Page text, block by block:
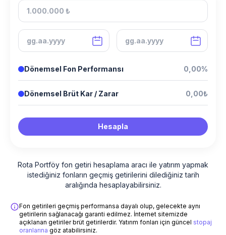
Dönemsel Fon Performansı 0,00%
Dönemsel Brüt Kar / Zarar 0,00₺
Hesapla
Rota Portföy fon getiri hesaplama aracı ile yatırım yapmak
istediğiniz fonların geçmiş getirilerini dilediğiniz tarih
aralığında hesaplayabilirsiniz.
Fon getirileri geçmiş performansa dayalı olup, gelecekte aynı
getirilerin sağlanacağı garanti edilmez. İnternet sitemizde
açıklanan getiriler brüt getirilerdir. Yatırım fonları için güncel stopaj
oranlarına göz atabilirsiniz.